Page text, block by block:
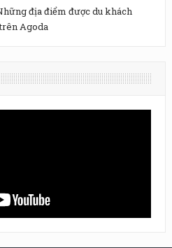
địa điểm được du khách
Agoda